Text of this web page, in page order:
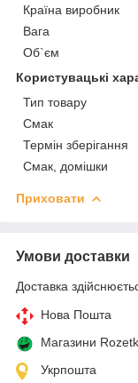
Країна виробник
Вага
Об`єм
Користувацькі
Тип товару
Смак
Термін зберігання
Смак, домішки
Приховати
Умови доставки
Доставка
Нова Пошта
Магазини
Укрпошта